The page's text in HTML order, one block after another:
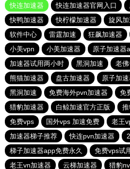
快连加速器
快连加速器官网入口
快鸭加速器
快柠檬加速器 旋风
软件中心
雷霆加速 狂飙加速器
小美vpn
小美加速器
原子加速器
加速器试用两小时
黑洞加速 老
熊猫加速器
盘古加速器 原子加速
黑洞加速
免费海外pvn加速器
免
猎豹加速器
白鲸加速官方正版
免费vps
国外vps 加速免费
老王
加速器梯子推荐
快连pvn加速器
梯子加速器app免费永久
免费vps试
老王vn加速器
云梯加速器 猎豹